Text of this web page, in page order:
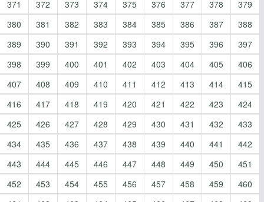
371
372 373 374 375 376 377 378
379
380
381 382 383 384 385 386 387
388
389
390 391 392 393 394 395 396
397
398
399 400 401 402 403 404 405
406
407
408 409 410 411 412 413 414
415
416
417 418 419 420 421 422 423
424
425
426 427 428 429 430 431 432
433
434
435 436 437 438 439 440 441
442
443
444 445 446 447 448 449 450
451
452
453 454 455 456 457 458 459
460